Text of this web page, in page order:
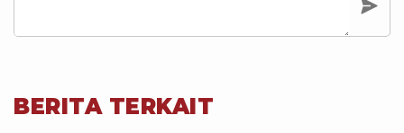
BERITA TERKAIT